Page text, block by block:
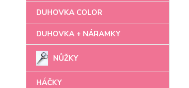
DUHOVKA COLOR
DUHOVKA + NÁRAMKY
NŮŽKY
HÁČKY